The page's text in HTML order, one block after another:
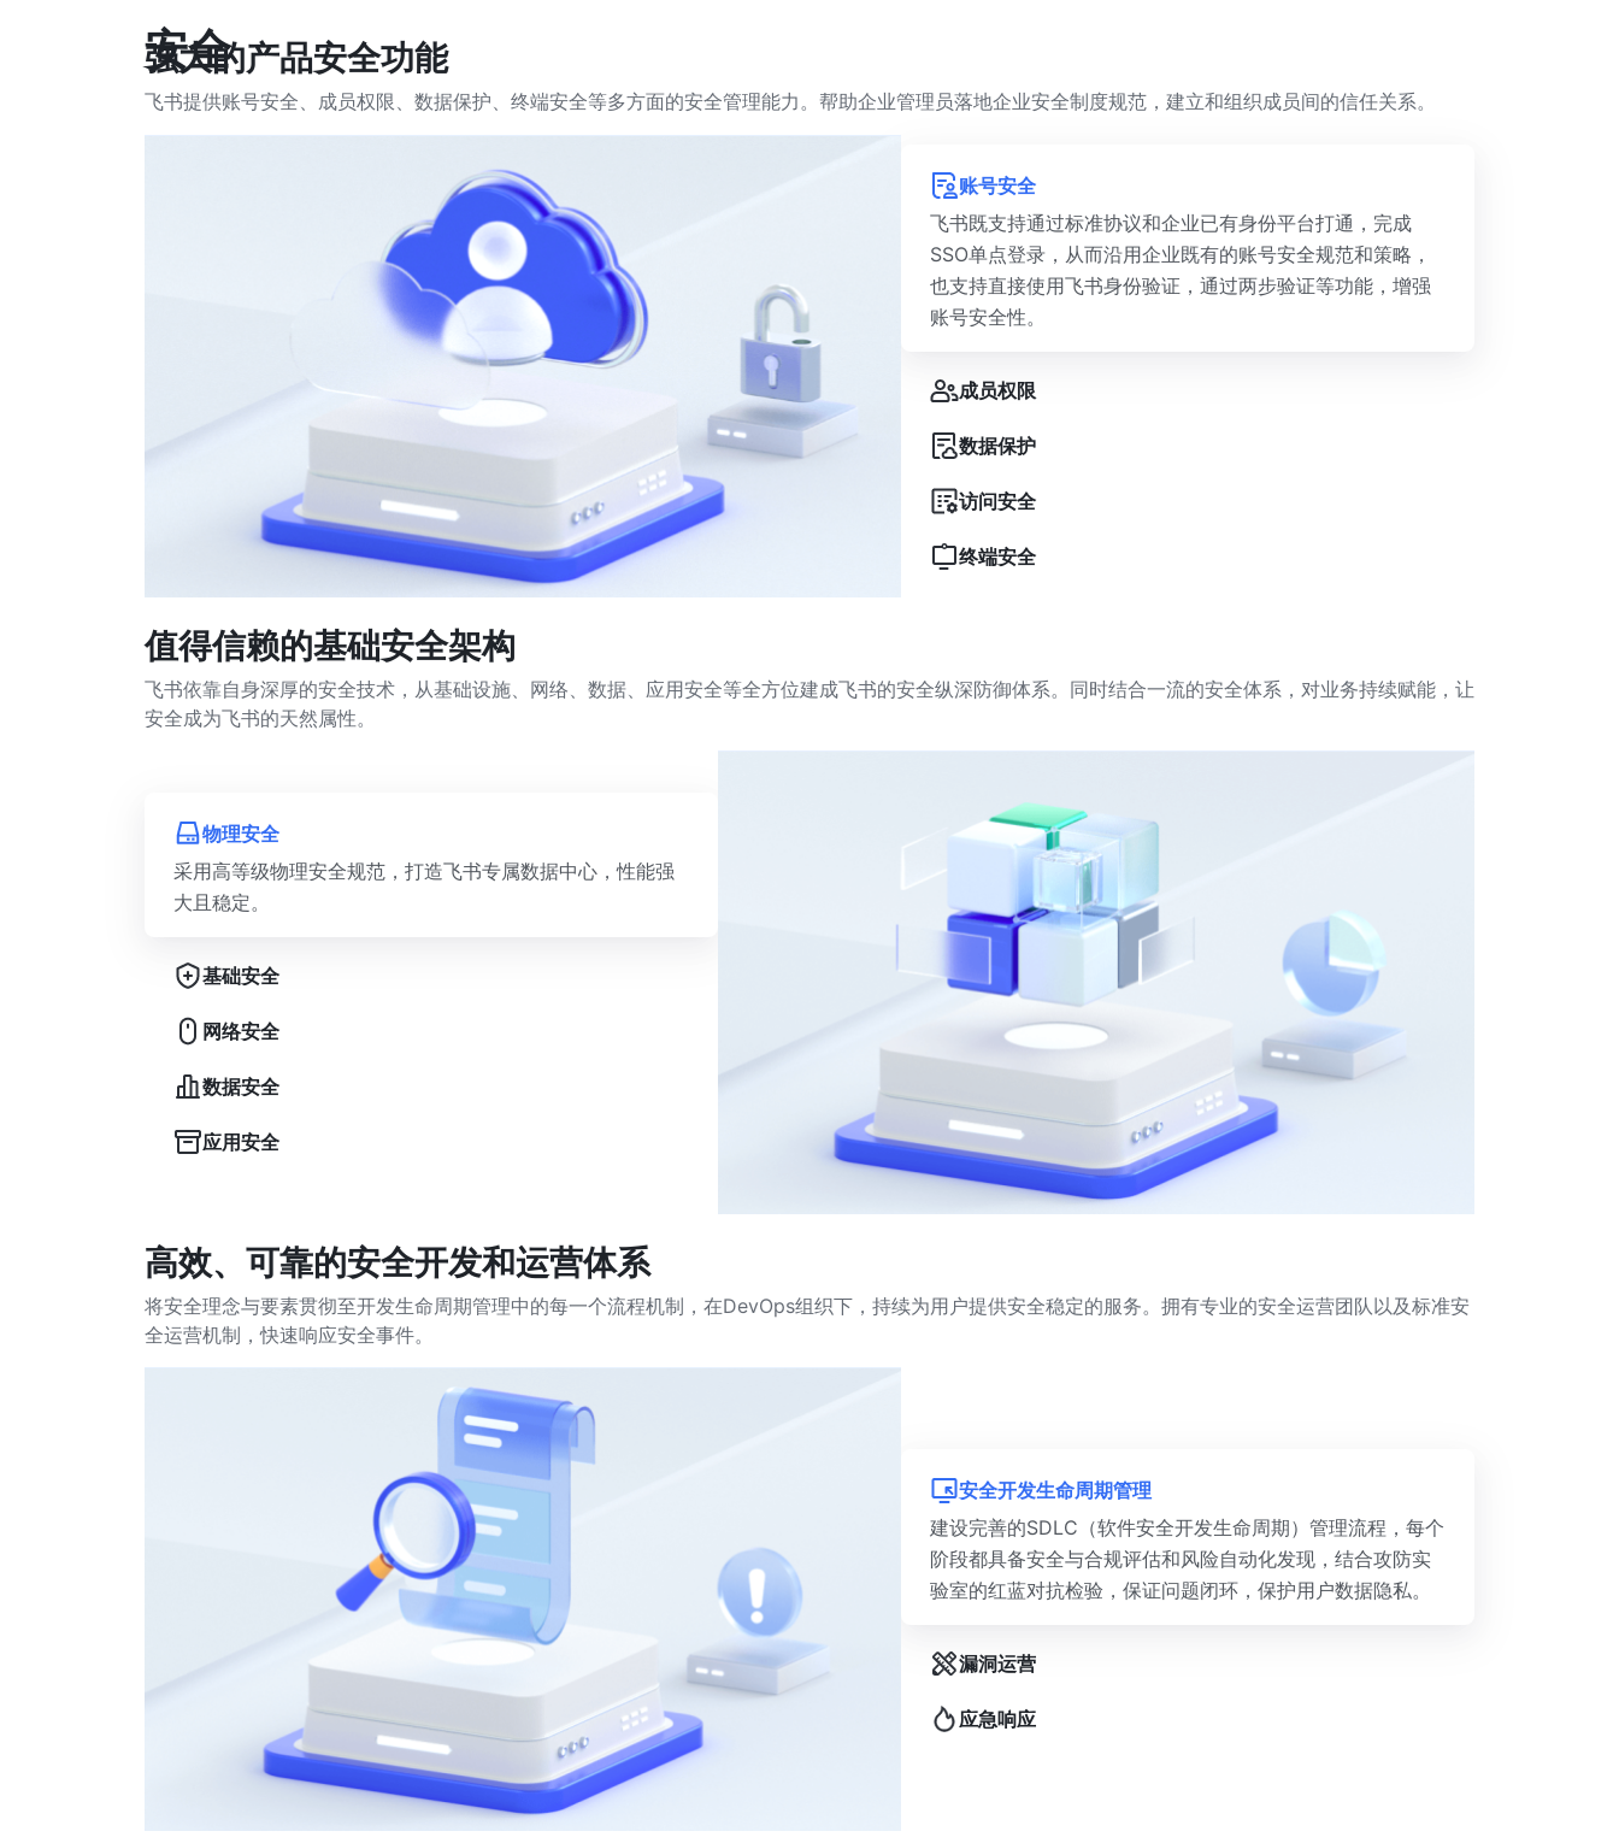
安全
强大的产品安全功能
飞书提供账号安全、成员权限、数据保护、终端安全等多方面的安全管理能力。帮助企业管理员落地企业安全制度规范，建立和组织成员间的信任关系。
账号安全
飞书既支持通过标准协议和企业已有身份平台打通，完成
SSO单点登录，从而沿用企业既有的账号安全规范和策略，
也支持直接使用飞书身份验证，通过两步验证等功能，增强
账号安全性。
成员权限
数据保护
访问安全
终端安全
值得信赖的基础安全架构
飞书依靠自身深厚的安全技术，从基础设施、网络、数据、应用安全等全方位建成飞书的安全纵深防御体系。同时结合一流的安全体系，对业务持续赋能，让
安全成为飞书的天然属性。
物理安全
采用高等级物理安全规范，打造飞书专属数据中心，性能强
大且稳定。
基础安全
网络安全
数据安全
应用安全
高效、可靠的安全开发和运营体系
将安全理念与要素贯彻至开发生命周期管理中的每一个流程机制，在DevOps组织下，持续为用户提供安全稳定的服务。拥有专业的安全运营团队以及标准安
全运营机制，快速响应安全事件。
安全开发生命周期管理
建设完善的SDLC（软件安全开发生命周期）管理流程，每个
阶段都具备安全与合规评估和风险自动化发现，结合攻防实
验室的红蓝对抗检验，保证问题闭环，保护用户数据隐私。
漏洞运营
应急响应